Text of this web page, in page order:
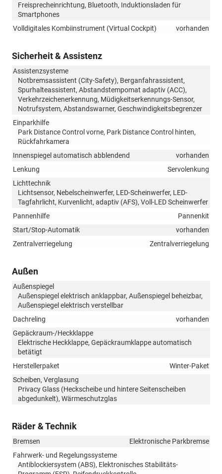
Freisprecheinrichtung, Bluetooth, Induktionsladen für
Smartphones
Volldigitales Kombiinstrument (Virtual Cockpit)
vorhanden
Sicherheit & Assistenz
Assistenzsysteme
Notbremsassistent (City-Safety), Berganfahrassistent,
Spurhalteassistent, Abstandstempomat adaptiv (ACC),
Verkehrzeichenerkennung, Müdigkeitserkennungs-Sensor,
Notrufsystem, Abstandswarner, Geschwindigkeitsbegrenzer
Einparkhilfe
Park Distance Control vorne, Park Distance Control hinten,
Rückfahrkamera
Innenspiegel automatisch abblendend
vorhanden
Lenkung
Servolenkung
Lichttechnik
Lichtsensor, Nebelscheinwerfer, LED-Scheinwerfer, LED-
Tagfahrlicht, Kurvenlicht, adaptiv (AFS), Voll-LED Scheinwerfer
Pannenhilfe
Pannenkit
Start/Stop-Automatik
vorhanden
Zentralverriegelung
Zentralverriegelung
Außen
Außenspiegel
Außenspiegel elektrisch anklappbar, Außenspiegel beheizbar,
Außenspiegel elektrisch verstellbar
Dachreling
vorhanden
Gepäckraum-/Heckklappe
Elektrische Heckklappe, Gepäckraumklappe automatisch
betätigt
Herstellerpaket
Winter-Paket
Scheiben, Verglasung
Privacy Glass (Heckscheibe und hintere Seitenscheiben
abgedunkelt), Wärmeschutzglas
Räder & Technik
Bremsen
Elektronische Parkbremse
Fahrwerk- und Regelungssysteme
Antiblockiersystem (ABS), Elektronisches Stabilitäts-